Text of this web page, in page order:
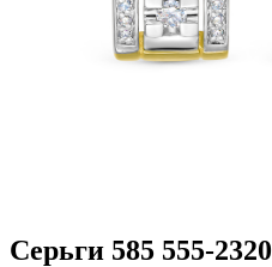
Серьги 585 555-2320